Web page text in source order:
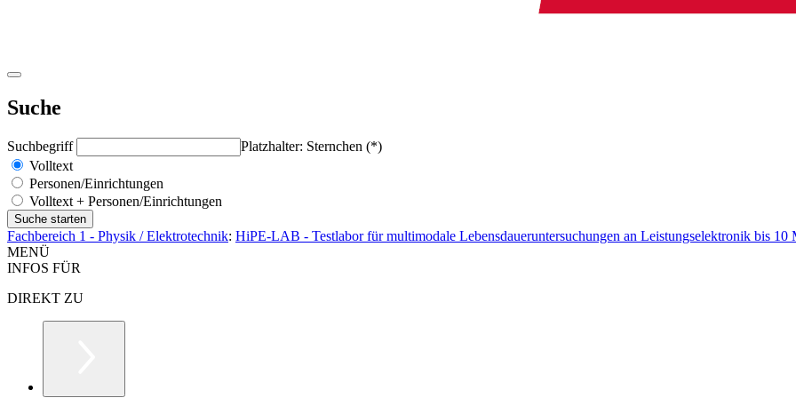
Suche
Suchbegriff
Platzhalter: Sternchen (*)
Volltext
Personen/Einrichtungen
Volltext + Personen/Einrichtungen
Fachbereich 1 - Physik / Elektrotechnik: HiPE-LAB - Testlabor für multimodale Lebensdaueruntersuchungen an Leistungselektronik bis 10
MENÜ
INFOS FÜR
DIREKT ZU